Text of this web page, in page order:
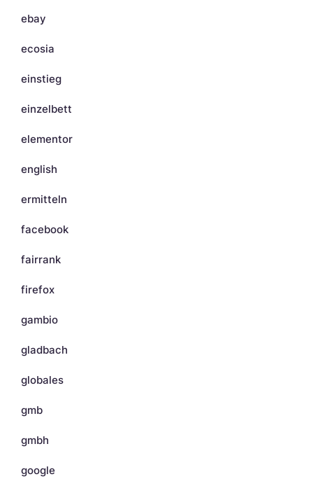
ebay
ecosia
einstieg
einzelbett
elementor
english
ermitteln
facebook
fairrank
firefox
gambio
gladbach
globales
gmb
gmbh
google